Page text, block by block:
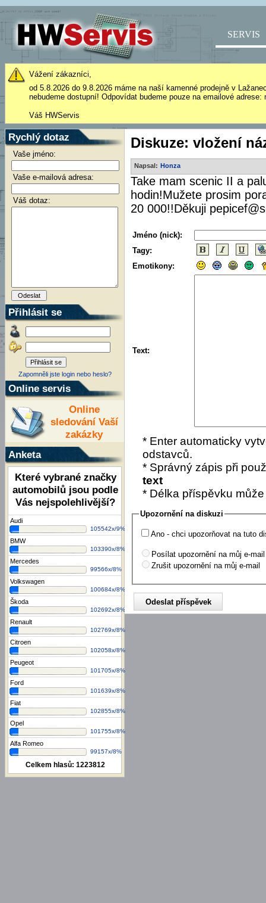
SERVIS
Vážení zákazníci,
od 5.8.2026 do 9.8.2026 máme na naší kamenné prodejně v
nebudeme dostupní! Odpovídat budeme pouze na emailové
Váš HWServis
Rychlý dotaz
Vaše jméno:
Vaše e-mailová adresa:
Váš dotaz:
Přihlásit se
Zapomněli jste login nebo heslo?
Online servis
Online
sledování Vaší
zakázky
Anketa
Které vybrané značky
automobilů jsou podle
Vás nejspolehlivější?
Audi
105542x/9%
BMW
103390x/8%
Mercedes
99566x/8%
Volkswagen
100684x/8%
Škoda
102692x/8%
Renault
102769x/8%
Citroen
102058x/8%
Peugeot
101705x/8%
Ford
101639x/8%
Fiat
102855x/8%
Opel
101755x/8%
Alfa Romeo
99157x/8%
Celkem hlasů: 1223812
Diskuze: vložení
Napsal: Honza
Take mam scenic II a
hodin!Mužete prosim
20 000!!Děkuji
Jméno (nick):
Tagy:
Emotikony:
Text:
* Enter automaticky
odstavců.
* Správný zápis při
text
* Délka příspěvku
Upozornění na diskuzi
Ano - chci upozorňovat na tuto
Posílat upozornění na můj e-mail
Zrušit upozornění na můj e-mail